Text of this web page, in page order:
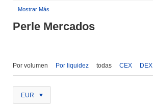
Mostrar Más
Perle Mercados
Por volumen Por liquidez todas CEX DEX
EUR